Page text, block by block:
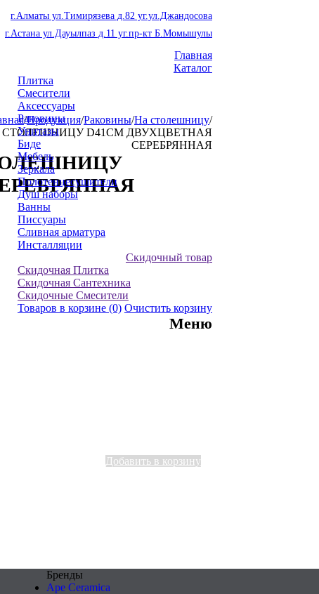
г.Алматы ул.Тимирязева д.82 уг.ул.Джандосова
г.Астана ул.Дауылпаз д.11 уг.пр-кт Б.Момышулы
Главная
Каталог
Плитка
Смесители
Аксессуары
Раковины
Унитазы
Биде
Мебель
Зеркала
Полотенцесушители
Душ наборы
Ванны
Писсуары
Сливная арматура
Инсталляции
Скидочный товар
Скидочная Плитка
Скидочная Сантехника
Скидочные Смесители
Товаров в корзине (0) Очистить корзину
Меню
/Продукция/Раковины/На столешницу/
СТОЛЕШНИЦУ D41СМ ДВУХЦВЕТНАЯ
СЕРЕБРЯННАЯ
Добавить в корзину
Бренды
Ape Ceramica